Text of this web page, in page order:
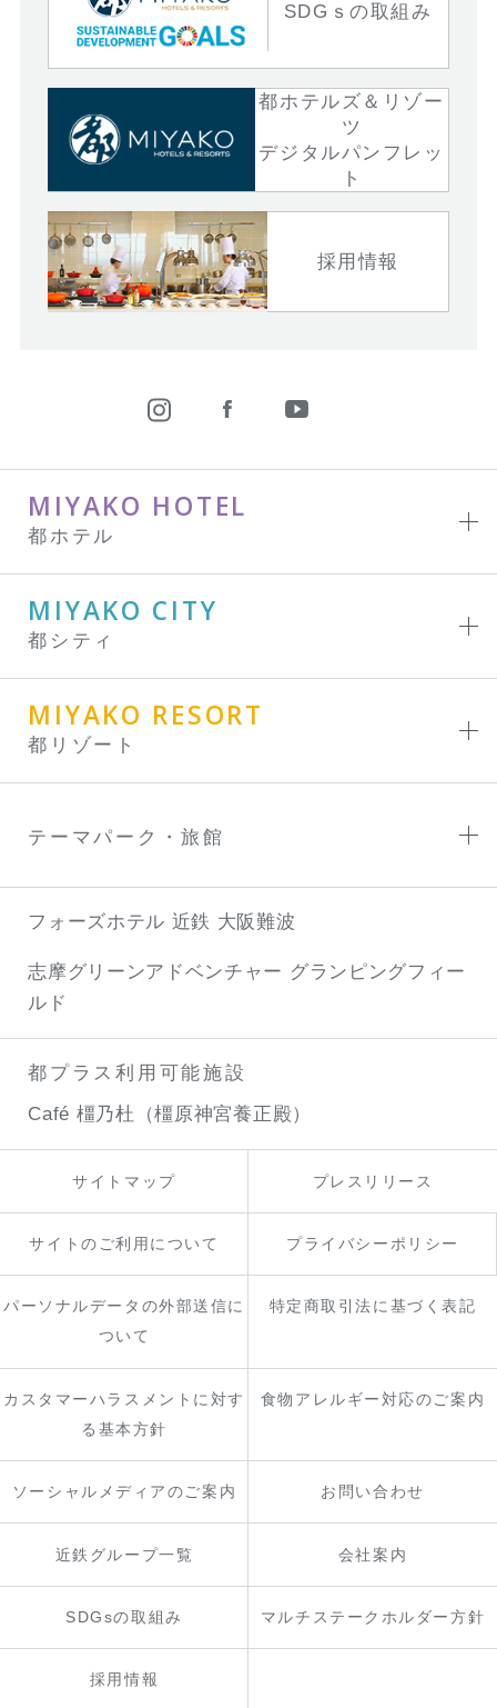
SDGｓの取組み
都ホテルズ＆リゾー
ツ
デジタルパンフレッ
ト
採用情報
MIYAKO HOTEL
都ホテル
MIYAKO CITY
都シティ
MIYAKO RESORT
都リゾート
テーマパーク・旅館
フォーズホテル 近鉄 大阪難波
志摩グリーンアドベンチャー グランピングフィー
ルド
都プラス利用可能施設
Café 橿乃杜（橿原神宮養正殿）
サイトマップ プレスリリース
サイトのご利用について プライバシーポリシー
パーソナルデータの外部送信に
ついて
特定商取引法に基づく表記
カスタマーハラスメントに対す
る基本方針
食物アレルギー対応のご案内
ソーシャルメディアのご案内 お問い合わせ
近鉄グループ一覧 会社案内
SDGsの取組み マルチステークホルダー方針
採用情報